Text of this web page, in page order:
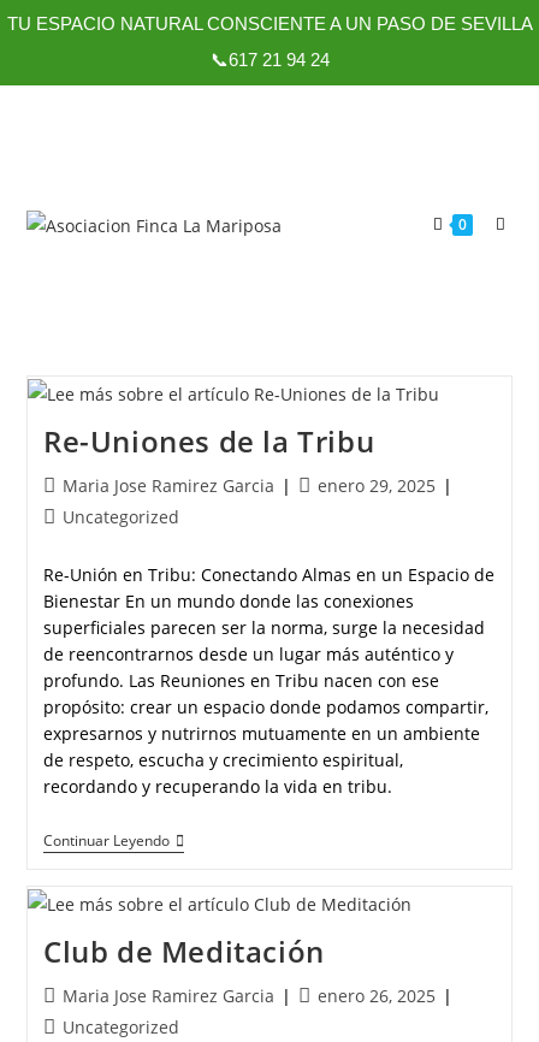
TU ESPACIO NATURAL CONSCIENTE A UN PASO DE SEVILLA
📞617 21 94 24
0
Re-Uniones de la Tribu
Maria Jose Ramirez Garcia
enero 29, 2025
Uncategorized
Re-Unión en Tribu: Conectando Almas en un Espacio de
Bienestar En un mundo donde las conexiones
superficiales parecen ser la norma, surge la necesidad
de reencontrarnos desde un lugar más auténtico y
profundo. Las Reuniones en Tribu nacen con ese
propósito: crear un espacio donde podamos compartir,
expresarnos y nutrirnos mutuamente en un ambiente
de respeto, escucha y crecimiento espiritual,
recordando y recuperando la vida en tribu.
Continuar Leyendo
Club de Meditación
Maria Jose Ramirez Garcia
enero 26, 2025
Uncategorized